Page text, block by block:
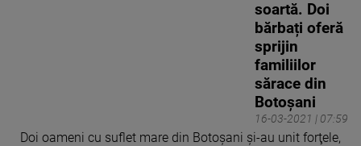
16-03-2021 | 07:59
soartă. Doi
bărbați oferă
sprijin
familiilor
sărace din
Botoșani
Doi oameni cu suflet mare din Botoșani și-au unit forţele,